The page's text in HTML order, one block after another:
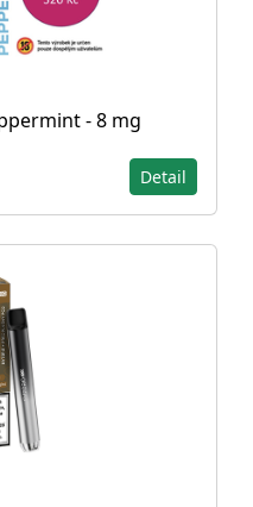
- 8 mg
Detail